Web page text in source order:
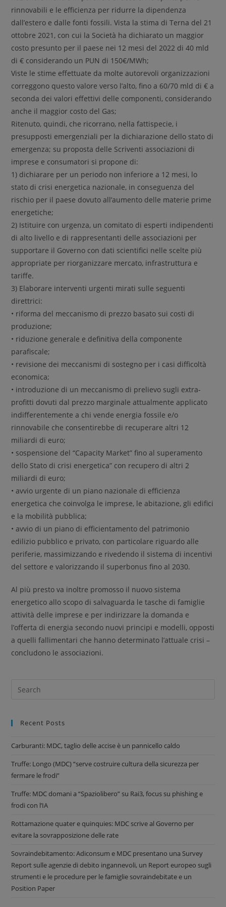
rinnovabili e le efficienza per ridurre la dipendenza
dall’estero e dalle fonti fossili. Vista la stima di Terna del 21
ottobre 2021, con cui la Società ha dichiarato un maggior
costo presunto per il paese nei 12 mesi del 2022 di 40 mld
di € considerando un PUN di 150€/MWh;
Viste le stime effettuate da molte autorevoli organizzazioni
correggono questo valore verso l’alto, fino a 60/70 mld di € a
seconda dei valori effettivi delle componenti, considerando
anche il maggior costo del Gas;
Ritenuto, quindi, che ricorrano, nella fattispecie, i
presupposti emergenziali per la dichiarazione dello stato di
emergenza; su proposta delle Scriventi associazioni di
imprese e consumatori si propone di:
1) dichiarare per un periodo non inferiore a 12 mesi, lo
stato di crisi energetica nazionale, in conseguenza del
rischio per il paese dovuto all’aumento delle materie prime
energetiche;
2) Istituire con urgenza, un comitato di esperti indipendenti
di alto livello e di rappresentanti delle associazioni per
supportare il Governo con dati scientifici nelle scelte più
appropriate per riorganizzare mercato, infrastruttura e
tariffe.
3) Elaborare interventi urgenti mirati sulle seguenti
direttrici:
• riforma del meccanismo di prezzo basato sui costi di
produzione;
• riduzione generale e definitiva della componente
parafiscale;
• revisione dei meccanismi di sostegno per i casi difficoltà
economica;
• introduzione di un meccanismo di prelievo sugli extra-
profitti dovuti dal prezzo marginale attualmente applicato
indifferentemente a chi vende energia fossile e/o
rinnovabile che consentirebbe di recuperare altri 12
miliardi di euro;
• sospensione del “Capacity Market” fino al superamento
dello Stato di crisi energetica” con recupero di altri 2
miliardi di euro;
• avvio urgente di un piano nazionale di efficienza
energetica che coinvolga le imprese, le abitazione, gli edifici
e la mobilità pubblica;
• avvio di un piano di efficientamento del patrimonio
edilizio pubblico e privato, con particolare riguardo alle
periferie, massimizzando e rivedendo il sistema di incentivi
del settore e valorizzando il superbonus fino al 2030.
Al più presto va inoltre promosso il nuovo sistema
energetico allo scopo di salvaguarda le tasche di famiglie
attività delle imprese e per indirizzare la domanda e
l’offerta di energia secondo nuovi principi e modelli, opposti
a quelli fallimentari che hanno determinato l’attuale crisi –
concludono le associazioni.
Recent Posts
Carburanti: MDC, taglio delle accise è un pannicello caldo
Truffe: Longo (MDC) “serve costruire cultura della sicurezza per
fermare le frodi”
Truffe: MDC domani a “Spaziolibero” su Rai3, focus su phishing e
frodi con l’IA
Rottamazione quater e quinquies: MDC scrive al Governo per
evitare la sovrapposizione delle rate
Sovraindebitamento: Adiconsum e MDC presentano una Survey
Report sulle agenzie di debito ingannevoli, un Report europeo sugli
strumenti e le procedure per le famiglie sovraindebitate e un
Position Paper